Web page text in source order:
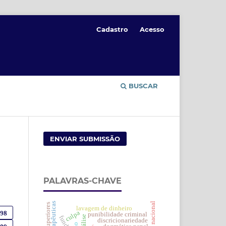
BUSCAR
Cadastro Acesso
ENVIAR SUBMISSÃO
PALAVRAS-CHAVE
culpa punibilidade criminal
discricionariedade
lavagem de dinheiro